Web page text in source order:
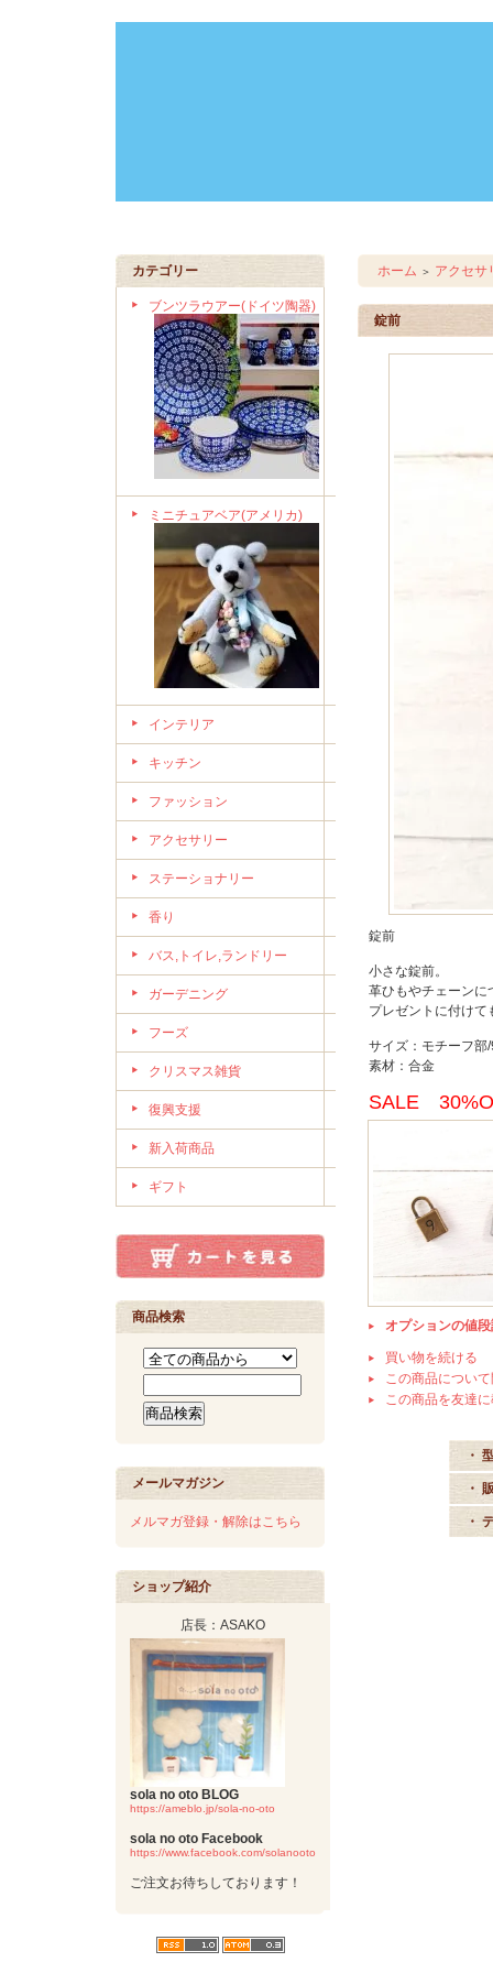
カテゴリー
ブンツラウアー(ドイツ陶器)
ミニチュアベア(アメリカ)
インテリア
キッチン
ファッション
アクセサリー
ステーショナリー
香り
バス,トイレ,ランドリー
ガーデニング
フーズ
クリスマス雑貨
復興支援
新入荷商品
ギフト
商品検索
メールマガジン
メルマガ登録・解除はこちら
ショップ紹介
店長：ASAKO
sola no oto BLOG
https://ameblo.jp/sola-no-oto
sola no oto Facebook
https://www.facebook.com/solanooto
ご注文お待ちしております！
ホーム ＞ アクセサ
錠前
錠前
小さな錠前。
革ひもやチェーンに
プレゼントに付け
サイズ：モチーフ部
素材：合金
SALE
オプションの値
買い物を続ける
この商品につい
この商品を友達
・
・
・